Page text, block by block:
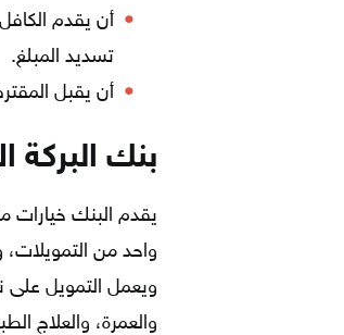
أن يقدم
تسديد المبلغ.
أن يقبل
بنك البركة
يقدم البنك خيارات
واحد من
ويعمل التمويل على
والعمرة، والعلاج